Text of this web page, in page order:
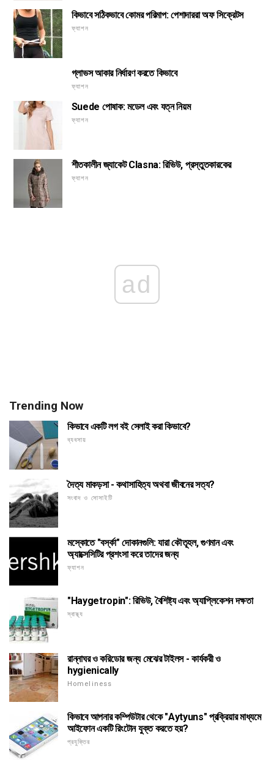
কিভাবে সঠিকভাবে কোমর পরিমাপ: পেশাদাররা অফ সিক্রেটস
ফ্যাশন
গ্লাভস আকার নির্ধারণ করতে কিভাবে
ফ্যাশন
Suede পোষাক: মডেল এবং যত্ন নিয়ম
ফ্যাশন
শীতকালীন জ্যাকেট Clasna: রিভিউ, প্রস্তুতকারকের
ফ্যাশন
ad
Trending Now
কিভাবে একটি লগ বই সেলাই করা কিভাবে?
ব্যবসায়
দৈত্য মাকড়সা - কথাসাহিত্য অথবা জীবনের সত্য?
সংবাদ ও সোসাইটি
মস্কোতে "বর্স্কা" দোকানগুলি: যারা কৌতূহল, গুণমান এবং
অ্যাক্সেসিটির প্রশংসা করে তাদের জন্য
ফ্যাশন
"Haygetropin": রিভিউ, বৈশিষ্ট্য এবং অ্যাপ্লিকেশন দক্ষতা
স্বাস্থ্য
রান্নাঘর ও করিডোর জন্য মেঝের টাইলস - কার্যকরী ও
hygienically
Homeliness
কিভাবে আপনার কম্পিউটার থেকে "Aytyuns" প্রক্রিয়ার মাধ্যমে
আইফোন একটি রিংটোন যুক্ত করতে হয়?
প্রযুক্তির